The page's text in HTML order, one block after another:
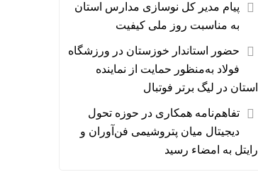
پیام مدیر کل نوسازی مدارس استان
به مناسبت روز ملی کیفیت
حضور استاندار خوزستان در ورزشگاه
فولاد به‌منظور حمایت از نماینده
استان در لیگ برتر فوتبال
تفاهم‌نامه همکاری در حوزه تحول
دیجیتال میان پتروشیمی فن‌آوران و
رایتل به امضاء رسید